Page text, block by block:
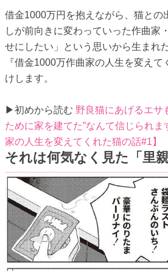
借金1000万円を抱えながら、猫との
しが前向きに変わっていった作曲家
せにしたい」という思いから生まれ
『借金1000万作曲家の人生を変え
けします。
▶初めから読む 野良猫にあげるエ
ために家を建てた”なんて信じられ
家の人生を変えてくれた猫の話#1】
それは何気なく見た「里